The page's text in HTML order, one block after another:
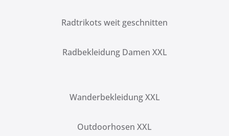
Radtrikots weit geschnitten
Radbekleidung Damen XXL
Wanderbekleidung XXL
Outdoorhosen XXL